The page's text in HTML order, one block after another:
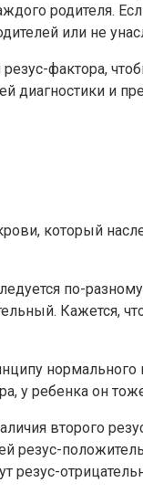
родителя.
или не
фактора,
диагностики
который
по-
у ребенка он
второго
резус-
резус-